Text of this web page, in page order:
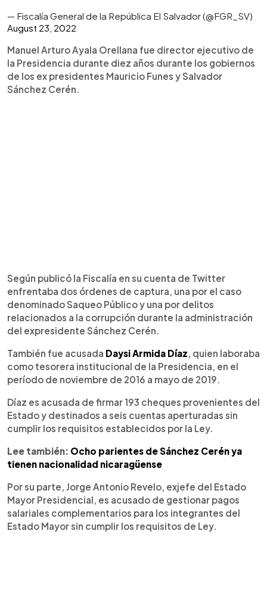
— Fiscalía General de la República El Salvador (@FGR_SV)
August 23, 2022
Manuel Arturo Ayala Orellana fue director ejecutivo de
la Presidencia durante diez años durante los gobiernos
de los ex presidentes Mauricio Funes y Salvador
Sánchez Cerén.
Según publicó la Fiscalía en su cuenta de Twitter
enfrentaba dos órdenes de captura, una por el caso
denominado Saqueo Público y una por delitos
relacionados a la corrupción durante la administración
del expresidente Sánchez Cerén.
También fue acusada Daysi Armida Díaz, quien laboraba
como tesorera institucional de la Presidencia, en el
período de noviembre de 2016 a mayo de 2019.
Díaz es acusada de firmar 193 cheques provenientes del
Estado y destinados a seis cuentas aperturadas sin
cumplir los requisitos establecidos por la Ley.
Lee también: Ocho parientes de Sánchez Cerén ya
tienen nacionalidad nicaragüense
Por su parte, Jorge Antonio Revelo, exjefe del Estado
Mayor Presidencial, es acusado de gestionar pagos
salariales complementarios para los integrantes del
Estado Mayor sin cumplir los requisitos de Ley.